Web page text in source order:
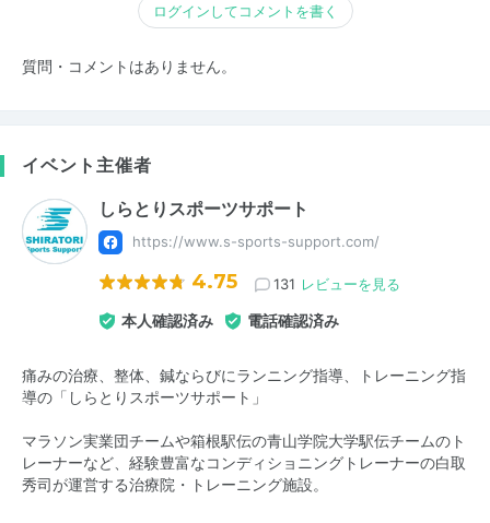
ログインしてコメントを書く
質問・コメントはありません。
イベント主催者
しらとりスポーツサポート
https://www.s-sports-support.com/
4.75 131 レビューを見る
本人確認済み 電話確認済み
痛みの治療、整体、鍼ならびにランニング指導、トレーニング指
導の「しらとりスポーツサポート」
マラソン実業団チームや箱根駅伝の青山学院大学駅伝チームのト
レーナーなど、経験豊富なコンディショニングトレーナーの白取
秀司が運営する治療院・トレーニング施設。